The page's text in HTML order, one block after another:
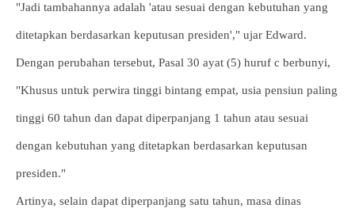
"Jadi tambahannya adalah 'atau sesuai dengan kebutuhan yang
ditetapkan berdasarkan keputusan presiden'," ujar Edward.
Dengan perubahan tersebut, Pasal 30 ayat (5) huruf c berbunyi,
"Khusus untuk perwira tinggi bintang empat, usia pensiun paling
tinggi 60 tahun dan dapat diperpanjang 1 tahun atau sesuai
dengan kebutuhan yang ditetapkan berdasarkan keputusan
presiden."
Artinya, selain dapat diperpanjang satu tahun, masa dinas